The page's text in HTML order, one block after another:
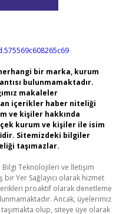
bir marka, kurum
bulunmamaktadır.
makaleler
içerikler haber niteliği
ve kişiler hakkında
kurum ve kişiler ile isim
Sitemizdeki bilgiler
taşımazlar.
Bilgi Teknolojileri ve İletişim
bir Yer Sağlayıcı olarak hizmet
proaktif olarak denetleme
Ancak, üyelerimiz
olup, siteye üye olarak